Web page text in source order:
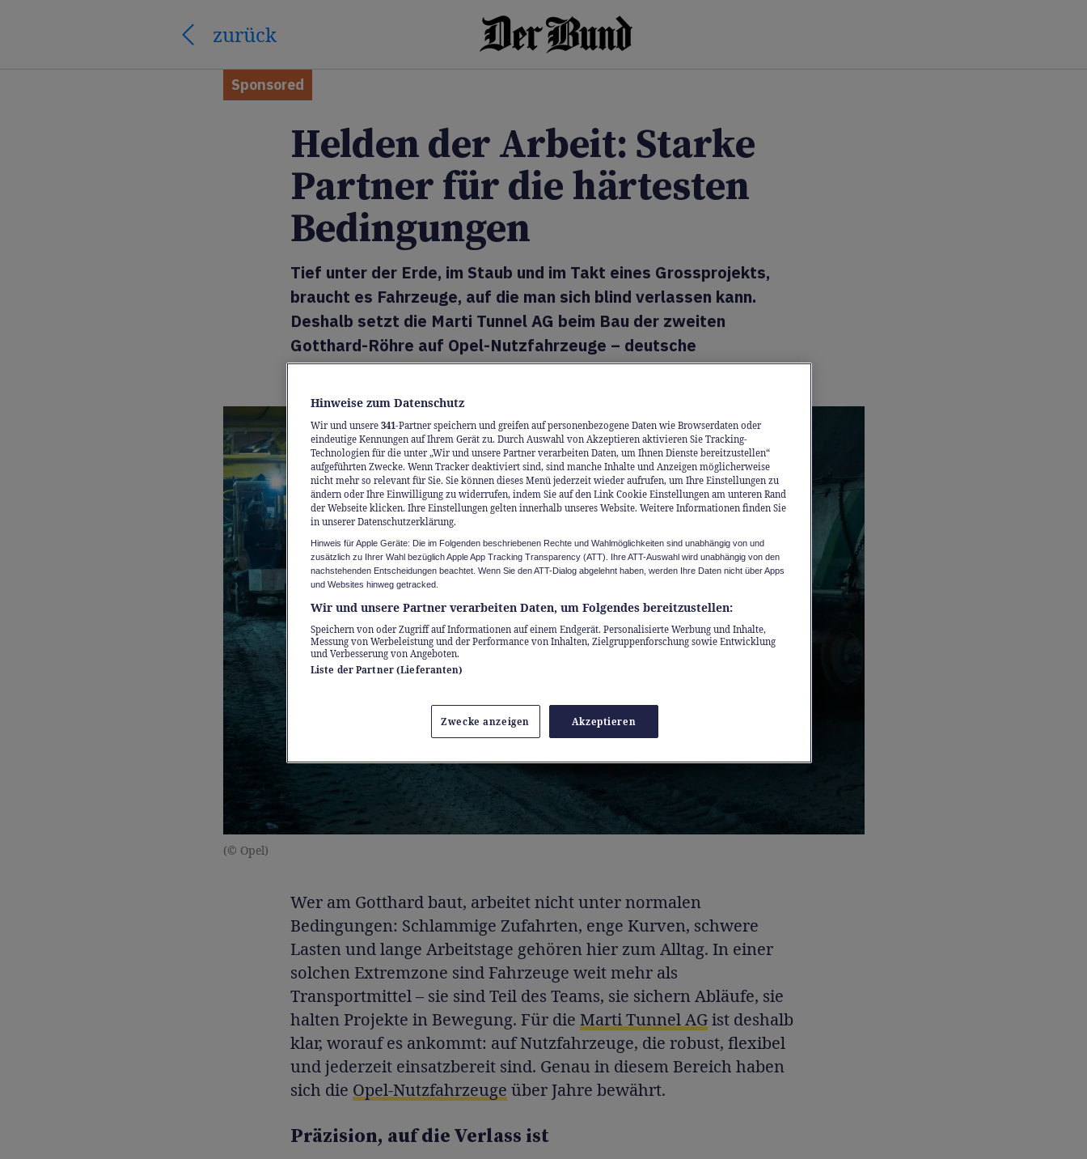
zurück
Sponsored
Helden der Arbeit: Starke
Partner für die härtesten
Bedingungen
Tief unter der Erde, im Staub und im Takt eines Grossprojekts,
braucht es Fahrzeuge, auf die man sich blind verlassen kann.
Deshalb setzt die Marti Tunnel AG beim Bau der zweiten
Gotthard-Röhre auf Opel-Nutzfahrzeuge – deutsche
Ingenieurskunst für Höchstleistungen.
(© Opel)
Wer am Gotthard baut, arbeitet nicht unter normalen
Bedingungen: Schlammige Zufahrten, enge Kurven, schwere
Lasten und lange Arbeitstage gehören hier zum Alltag. In einer
solchen Extremzone sind Fahrzeuge weit mehr als
Transportmittel – sie sind Teil des Teams, sie sichern Abläufe, sie
halten Projekte in Bewegung. Für die Marti Tunnel AGist deshalb
klar, worauf es ankommt: auf Nutzfahrzeuge, die robust, flexibel
und jederzeit einsatzbereit sind. Genau in diesem Bereich haben
sich die Opel-Nutzfahrzeuge über Jahre bewährt.
Präzision, auf die Verlass ist
Hinweise zum Datenschutz
Wir und unsere 341-Partner speichern und greifen auf personenbezogene Daten wie Browserdaten oder
eindeutige Kennungen auf Ihrem Gerät zu. Durch Auswahl von Akzeptieren aktivieren Sie Tracking-
Technologien für die unter „Wir und unsere Partner verarbeiten Daten, um Ihnen Dienste bereitzustellen“
aufgeführten Zwecke. Wenn Tracker deaktiviert sind, sind manche Inhalte und Anzeigen möglicherweise
nicht mehr so relevant für Sie. Sie können dieses Menü jederzeit wieder aufrufen, um Ihre Einstellungen zu
ändern oder Ihre Einwilligung zu widerrufen, indem Sie auf den Link Cookie Einstellungen am unteren Rand
der Webseite klicken. Ihre Einstellungen gelten innerhalb unseres Website. Weitere Informationen finden Sie
in unserer Datenschutzerklärung.
Hinweis für Apple Geräte: Die im Folgenden beschriebenen Rechte und Wahlmöglichkeiten sind unabhängig von und
zusätzlich zu Ihrer Wahl bezüglich Apple App Tracking Transparency (ATT). Ihre ATT-Auswahl wird unabhängig von den
nachstehenden Entscheidungen beachtet. Wenn Sie den ATT-Dialog abgelehnt haben, werden Ihre Daten nicht über Apps
und Websites hinweg getracked.
Wir und unsere Partner verarbeiten Daten, um Folgendes bereitzustellen:
Speichern von oder Zugriff auf Informationen auf einem Endgerät. Personalisierte Werbung und Inhalte,
Messung von Werbeleistung und der Performance von Inhalten, Zielgruppenforschung sowie Entwicklung
und Verbesserung von Angeboten.
Liste der Partner (Lieferanten)
Zwecke anzeigen Akzeptieren